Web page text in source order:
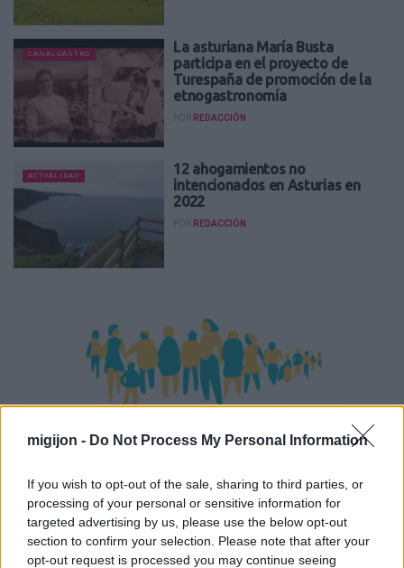
migijon - Do Not Process My Personal Information
If you wish to opt-out of the sale, sharing to third parties, or
processing of your personal or sensitive information for
targeted advertising by us, please use the below opt-out
section to confirm your selection. Please note that after your
opt-out request is processed you may continue seeing
CANALGASTRO
La asturiana María Busta
participa en el proyecto de
Turespaña de promoción de la
etnogastronomía
POR REDACCIÓN
ACTUALIDAD
12 ahogamientos no
intencionados en Asturias en
2022
POR REDACCIÓN